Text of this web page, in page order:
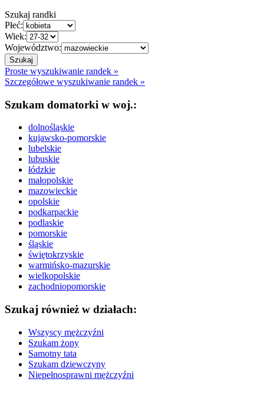
Szukaj randki
Płeć:
Wiek:
Województwo:
Proste wyszukiwanie randek »
Szczegółowe wyszukiwanie randek »
Szukam domatorki w woj.:
dolnośląskie
kujawsko-pomorskie
lubelskie
lubuskie
łódzkie
małopolskie
mazowieckie
opolskie
podkarpackie
podlaskie
pomorskie
śląskie
świętokrzyskie
warmińsko-mazurskie
wielkopolskie
zachodniopomorskie
Szukaj również w działach:
Wszyscy mężczyźni
Szukam żony
Samotny tata
Szukam dziewczyny
Niepełnosprawni mężczyźni